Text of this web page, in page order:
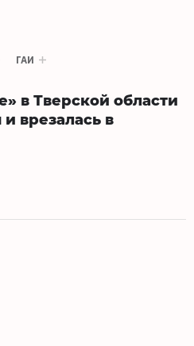
ГАИ
в Тверской области
врезалась в